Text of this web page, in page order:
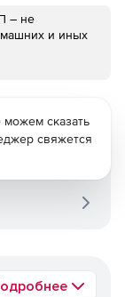
– не
и иных
сказать
свяжется